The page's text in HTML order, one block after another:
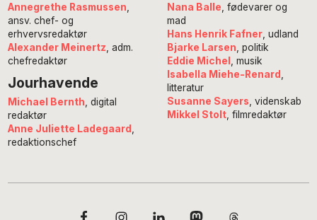
Annegrethe Rasmussen
ansv. chef- og
erhvervsredaktør
Alexander Meinertz , adm.
chefredaktør
Jourhavende
Michael Bernth , digital
redaktør
Anne Juliette Ladegaard
redaktionschef
Nana Balle , fødevarer og
mad
Hans Henrik Fafner, udland
Bjarke Larsen , politik
Eddie Michel
, musik
Isabella Miehe-Renard
litteratur
Susanne Sayers , videnskab
Mikkel Stolt, filmredaktør